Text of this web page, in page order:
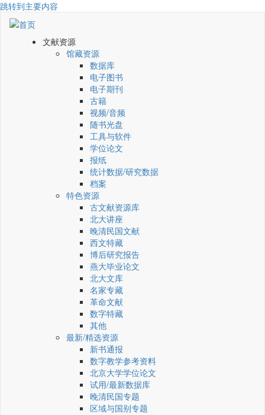
跳转到主要内容
文献资源
馆藏资源
数据库
电子图书
电子期刊
古籍
视频/音频
随书光盘
工具与软件
学位论文
报纸
统计数据/研究数据
档案
特色资源
古文献资源库
北大讲座
晚清民国文献
西文特藏
博后研究报告
燕大毕业论文
北大文库
名家专藏
革命文献
数字特藏
其他
最新/精选资源
新书通报
数字教学参考资料
北京大学学位论文
试用/最新数据库
晚清民国专题
区域与国别专题